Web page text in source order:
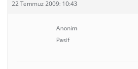
22 Temmuz 2009: 10:43
Anonim
Pasif